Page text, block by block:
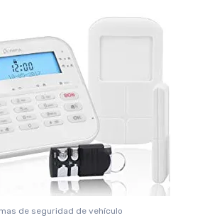
de seguridad de vehículo